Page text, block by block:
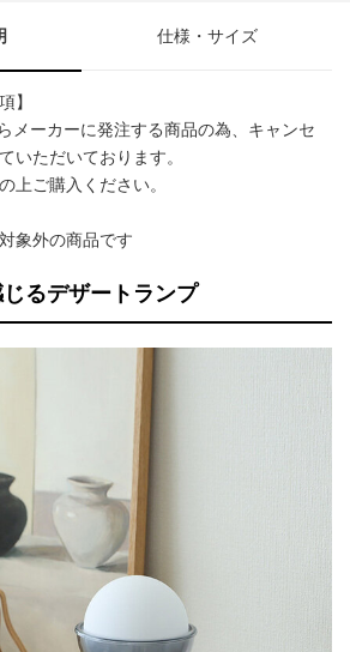
仕様・サイズ
】
メーカーに発注する商品の為、キャンセ
いただいております。
上ご購入ください。
象外の商品です
るデザートランプ